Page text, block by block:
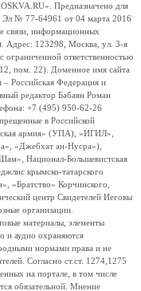
Предназначено для
Эл № 77-64961 от 04 марта 2016
связи, информационных
Адрес: 123298, Москва, ул. 3-я
ответственностью
пом. 22). Доменное имя сайта
Российская Федерация и
редактор Бабаян Роман
+7 (495) 950-62-26
в Российской
армия» (УПА), «ИГИЛ»,
«Джебхат ан-Нусра»),
Национал-Большевистская
крымско-татарского
«Братство» Корчинского,
центр Свидетелей Иеговы
организации.
материалы, элементы
и аудио охраняются
нормами права и не
Согласно ст.ст. 1274,1275
на портале, в том числе
обязательной. Мнение